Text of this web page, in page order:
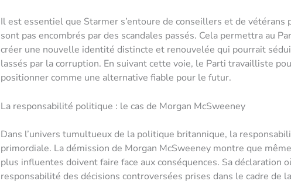
Il est essentiel que Starmer s’entoure de conseillers et de vétérans
sont pas encombrés par des scandales passés. Cela permettra au
créer une nouvelle identité distincte et renouvelée qui pourrait
lassés par la corruption. En suivant cette voie, le Parti travailliste
positionner comme une alternative fiable pour le futur.
La responsabilité politique : le cas de Morgan McSweeney
Dans l’univers tumultueux de la politique britannique, la
primordiale. La démission de Morgan McSweeney montre que
plus influentes doivent faire face aux conséquences. Sa déclaration
responsabilité des décisions controversées prises dans le cadre de